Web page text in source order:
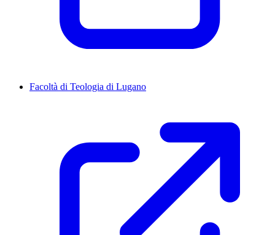
Facoltà di Teologia di Lugano